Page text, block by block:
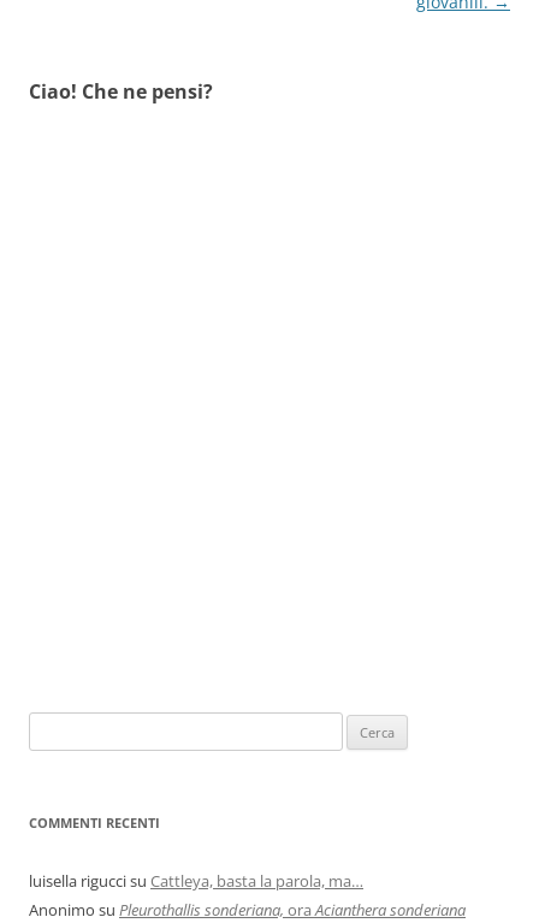
Ciao! Che ne pensi?
COMMENTI RECENTI
luisella riguccisu Cattleya, basta la parola, ma…
Anonimo su Pleurothallis sonderiana, oraAcianthera sonderiana